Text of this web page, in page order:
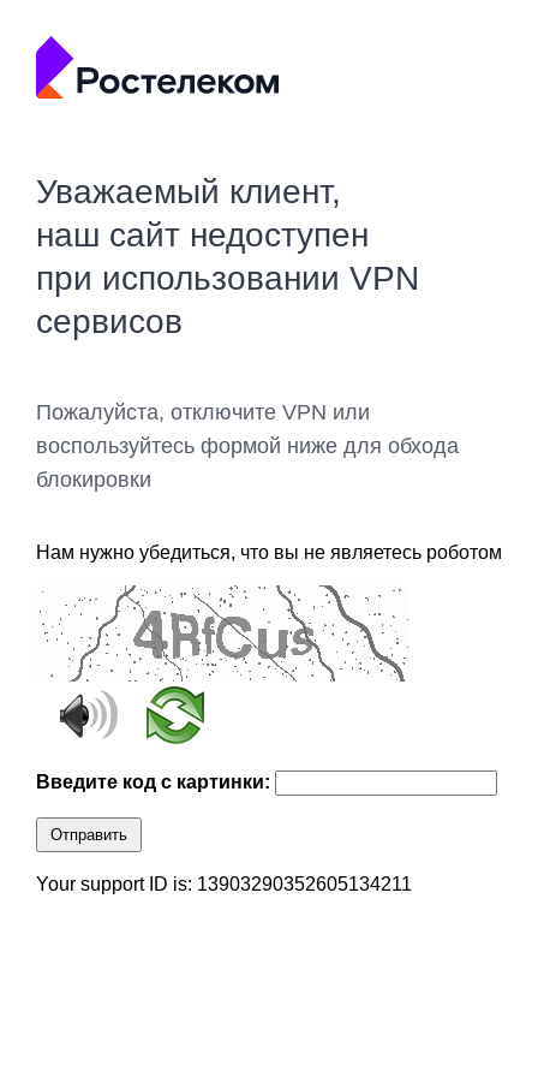
Уважаемый клиент,
наш сайт недоступен
при использовании VPN
сервисов
Пожалуйста, отключите VPN или
воспользуйтесь формой ниже для обхода
блокировки
Нам нужно убедиться, что вы не являетесь роботом
Введите код с картинки:
Отправить
Your support ID is: 13903290352605134211